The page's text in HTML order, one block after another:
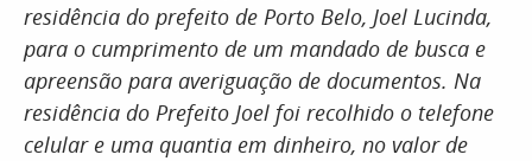
residência do prefeito de Porto Belo, Joel Lucinda,
para o cumprimento de um mandado de busca e
apreensão para averiguação de documentos. Na
residência do Prefeito Joel foi recolhido o telefone
celular e uma quantia em dinheiro, no valor de